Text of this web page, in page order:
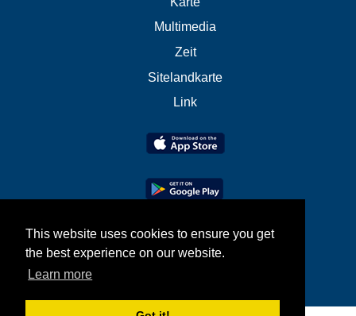
This website uses cookies to ensure you get
the best experience on our website.
Learn more
Multimedia
Zeit
Sitelandkarte
Link